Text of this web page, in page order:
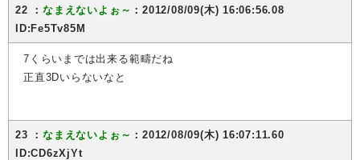
22 ：なまえないよぉ～ ：2012/08/09(木) 16:06:56.08
ID:Fe5Tv85M
7くらいまでは出来る範疇だね
正直3Dいらないなと
23 ：なまえないよぉ～ ：2012/08/09(木) 16:07:11.60
ID:CD6zXjYt